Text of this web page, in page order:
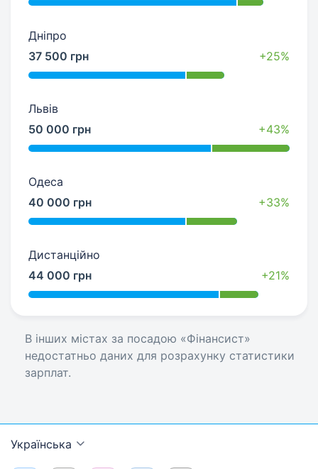
Дніпро
37 500 грн
+25%
Львів
50 000 грн
+43%
Одеса
40 000 грн
+33%
Дистанційно
44 000 грн
+21%
В інших містах за посадою «Фінансист»
недостатньо даних для розрахунку статистики
зарплат.
Українська